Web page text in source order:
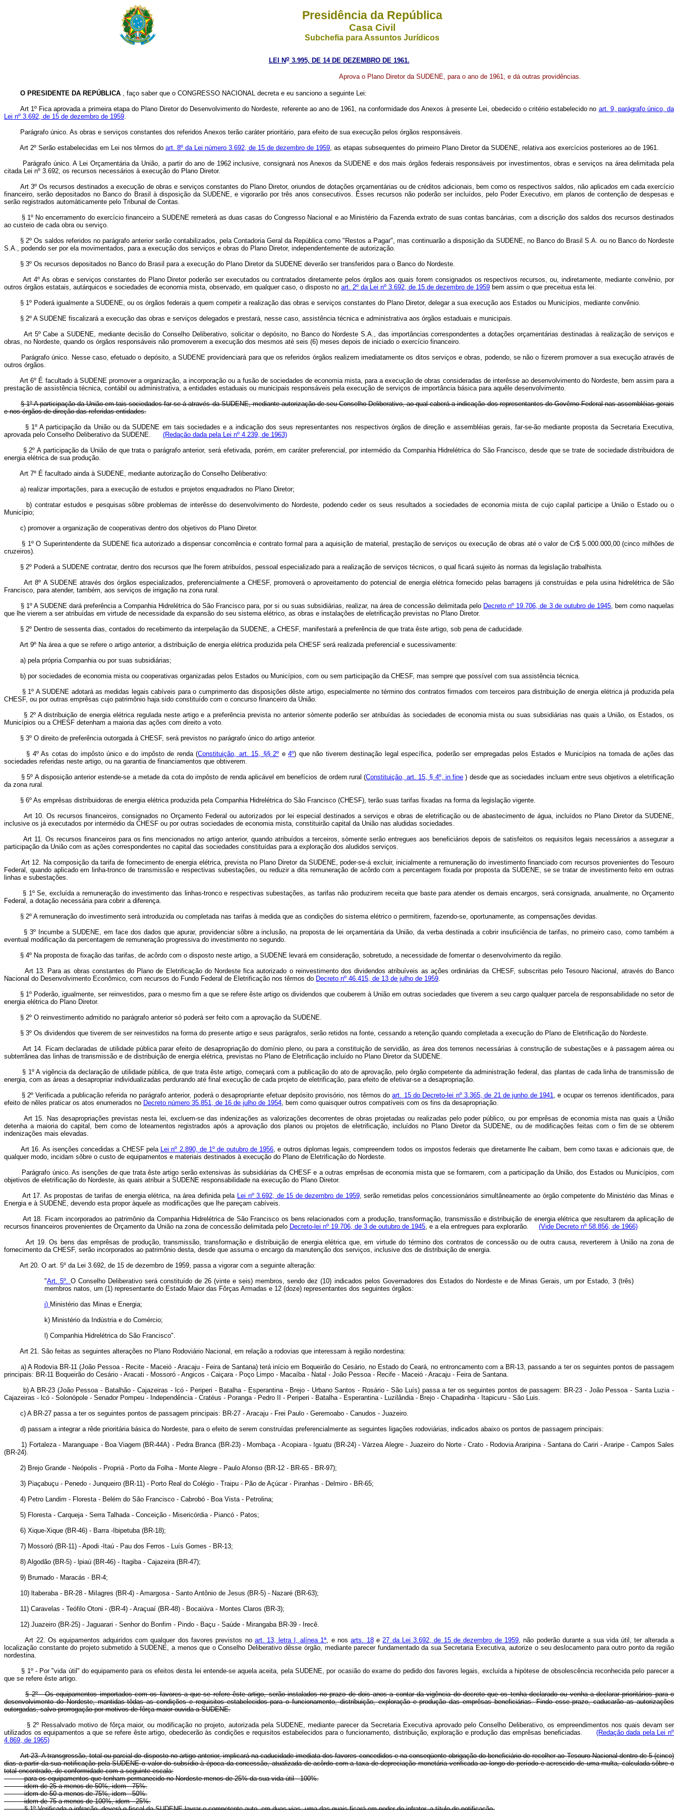
Presidência da República
Casa Civil
Subchefia para Assuntos Jurídicos
LEI No3.995, DE 14 DE DEZEMBRO DE 1961.
Aprova o Plano Diretor da SUDENE, para o ano de 1961, e dá outras providências.
O PRESIDENTE DA REPÚBLICA , faço saber que o CONGRESSO NACIONAL decreta e eu sanciono a seguinte Lei:
Art 1º Fica aprovada a primeira etapa do Plano Diretor do Desenvolvimento do Nordeste, referente ao ano de 1961, na conformidade dos Anexos à presente Lei, obedecido o critério estabelecido no art. 9, parágrafo único, da
Lei nº 3.692, de 15 de dezembro de 1959.
Parágrafo único. As obras e serviços constantes dos referidos Anexos terão caráter prioritário, para efeito de sua execução pelos órgãos responsáveis.
Art 2º Serão estabelecidas em Lei nos têrmos do art. 8º da Lei número 3.692, de 15 de dezembro de 1959, as etapas subsequentes do primeiro Plano Diretor da SUDENE, relativa aos exercícios posteriores ao de 1961.
Parágrafo único. A Lei Orçamentária da União, a partir do ano de 1962 inclusive, consignará nos Anexos da SUDENE e dos mais órgãos federais responsáveis por investimentos, obras e serviços na área delimitada pela
citada Lei nº 3.692, os recursos necessários à execução do Plano Diretor.
Art 3º Os recursos destinados a execução de obras e serviços constantes do Plano Diretor, oriundos de dotações orçamentárias ou de créditos adicionais, bem como os respectivos saldos, não aplicados em cada exercício
financeiro, serão depositados no Banco do Brasil à disposição da SUDENE, e vigorarão por três anos consecutivos. Êsses recursos não poderão ser incluídos, pelo Poder Executivo, em planos de contenção de despesas e
serão registrados automàticamente pelo Tribunal de Contas.
§ 1º No encerramento do exercício financeiro a SUDENE remeterá as duas casas do Congresso Nacional e ao Ministério da Fazenda extrato de suas contas bancárias, com a discrição dos saldos dos recursos destinados
ao custeio de cada obra ou serviço.
§ 2º Os saldos referidos no parágrafo anterior serão contabilizados, pela Contadoria Geral da República como "Restos a Pagar", mas continuarão a disposição da SUDENE, no Banco do Brasil S.A. ou no Banco do Nordeste
S.A., podendo ser por ela movimentados, para a execução dos serviços e obras do Plano Diretor, independentemente de autorização.
§ 3º Os recursos depositados no Banco do Brasil para a execução do Plano Diretor da SUDENE deverão ser transferidos para o Banco do Nordeste.
Art 4º As obras e serviços constantes do Plano Diretor poderão ser executados ou contratados diretamente pelos órgãos aos quais forem consignados os respectivos recursos, ou, indiretamente, mediante convênio, por
outros órgãos estatais, autárquicos e sociedades de economia mista, observado, em qualquer caso, o disposto no art. 2º da Lei nº 3.692, de 15 de dezembro de 1959 bem assim o que preceitua esta lei.
§ 1º Poderá igualmente a SUDENE, ou os órgãos federais a quem competir a realização das obras e serviços constantes do Plano Diretor, delegar a sua execução aos Estados ou Municípios, mediante convênio.
§ 2º A SUDENE fiscalizará a execução das obras e serviços delegados e prestará, nesse caso, assistência técnica e administrativa aos órgãos estaduais e municipais.
Art 5º Cabe a SUDENE, mediante decisão do Conselho Deliberativo, solicitar o depósito, no Banco do Nordeste S.A., das importâncias correspondentes a dotações orçamentárias destinadas à realização de serviços e
obras, no Nordeste, quando os órgãos responsáveis não promoverem a execução dos mesmos até seis (6) meses depois de iniciado o exercício financeiro.
Parágrafo único. Nesse caso, efetuado o depósito, a SUDENE providenciará para que os referidos órgãos realizem imediatamente os ditos serviços e obras, podendo, se não o fizerem promover a sua execução através de
outros órgãos.
Art 6º É facultado à SUDENE promover a organização, a incorporação ou a fusão de sociedades de economia mista, para a execução de obras consideradas de interêsse ao desenvolvimento do Nordeste, bem assim para a
prestação de assistência técnica, contábil ou administrativa, a entidades estaduais ou municipais responsáveis pela execução de serviços de importância básica para aquêle desenvolvimento.
§ 1º A participação da União em tais sociedades far-se-á através da SUDENE, mediante autorização de seu Conselho Deliberativo, ao qual caberá a indicação dos representantes do Govêrno Federal nas assembléias-gerais
e nos órgãos de direção das referidas entidades.
§ 1º A participação da União ou da SUDENE em tais sociedades e a indicação dos seus representantes nos respectivos órgãos de direção e assembléias gerais, far-se-ão mediante proposta da Secretaria Executiva,
aprovada pelo Conselho Deliberativo da SUDENE. (Redação dada pela Lei nº 4.239, de 1963)
§ 2º A participação da União de que trata o parágrafo anterior, será efetivada, porém, em caráter preferencial, por intermédio da Companhia Hidrelétrica do São Francisco, desde que se trate de sociedade distribuidora de
energia elétrica de sua produção.
Art 7º É facultado ainda à SUDENE, mediante autorização do Conselho Deliberativo:
a) realizar importações, para a execução de estudos e projetos enquadrados no Plano Diretor;
b) contratar estudos e pesquisas sôbre problemas de interêsse do desenvolvimento do Nordeste, podendo ceder os seus resultados a sociedades de economia mista de cujo capilal participe a União o Estado ou o
Município;
c) promover a organização de cooperativas dentro dos objetivos do Plano Diretor.
§ 1º O Superintendente da SUDENE fica autorizado a dispensar concorrência e contrato formal para a aquisição de material, prestação de serviços ou execução de obras até o valor de Cr$ 5.000.000,00 (cinco milhões de
cruzeiros).
§ 2º Poderá a SUDENE contratar, dentro dos recursos que lhe forem atribuídos, pessoal especializado para a realização de serviços técnicos, o qual ficará sujeito às normas da legislação trabalhista.
Art 8º A SUDENE através dos órgãos especializados, preferencialmente a CHESF, promoverá o aproveitamento do potencial de energia elétrica fornecido pelas barragens já construídas e pela usina hidrelétrica de São
Francisco, para atender, também, aos serviços de irrigação na zona rural.
§ 1º A SUDENE dará preferência a Companhia Hidrelétrica do São Francisco para, por si ou suas subsidiárias, realizar, na área de concessão delimitada pelo Decreto nº 19.706, de 3 de outubro de 1945, bem como naquelas
que lhe vierem a ser atribuídas em virtude de necessidade da expansão do seu sistema elétrico, as obras e instalações de eletrificação previstas no Plano Diretor.
§ 2º Dentro de sessenta dias, contados do recebimento da interpelação da SUDENE, a CHESF, manifestará a preferência de que trata êste artigo, sob pena de caducidade.
Art 9º Na área a que se refere o artigo anterior, a distribuição de energia elétrica produzida pela CHESF será realizada preferencial e sucessivamente:
a) pela própria Companhia ou por suas subsidiárias;
b) por sociedades de economia mista ou cooperativas organizadas pelos Estados ou Municípios, com ou sem participação da CHESF, mas sempre que possível com sua assistência técnica.
§ 1º A SUDENE adotará as medidas legais cabíveis para o cumprimento das disposições dêste artigo, especialmente no término dos contratos firmados com terceiros para distribuição de energia elétrica já produzida pela
CHESF, ou por outras emprêsas cujo patrimônio haja sido constituído com o concurso financeiro da União.
§ 2º A distribuição de energia elétrica regulada neste artigo e a preferência prevista no anterior sòmente poderão ser atribuídas às sociedades de economia mista ou suas subsidiárias nas quais a União, os Estados, os
Municípios ou a CHESF detenham a maioria das ações com direito a voto.
§ 3º O direito de preferência outorgada à CHESF, será previstos no parágrafo único do artigo anterior.
§ 4º As cotas do impôsto único e do impôsto de renda (Constituição, art. 15, §§ 2º e 4º) que não tiverem destinação legal específica, poderão ser empregadas pelos Estados e Municípios na tomada de ações das
sociedades referidas neste artigo, ou na garantia de financiamentos que obtiverem.
§ 5º A disposição anterior estende-se a metade da cota do impôsto de renda aplicável em benefícios de ordem rural (Constituição, art. 15, § 4º, in fine ) desde que as sociedades incluam entre seus objetivos a eletrificação
da zona rural.
§ 6º As emprêsas distribuidoras de energia elétrica produzida pela Companhia Hidrelétrica do São Francisco (CHESF), terão suas tarifas fixadas na forma da legislação vigente.
Art 10. Os recursos financeiros, consignados no Orçamento Federal ou autorizados por lei especial destinados a serviços e obras de eletrificação ou de abastecimento de água, incluídos no Plano Diretor da SUDENE,
inclusive os já executados por intermédio da CHESF ou por outras sociedades de economia mista, constituirão capital da União nas aludidas sociedades.
Art 11. Os recursos financeiros para os fins mencionados no artigo anterior, quando atribuídos a terceiros, sòmente serão entregues aos beneficiários depois de satisfeitos os requisitos legais necessários a assegurar a
participação da União com as ações correspondentes no capital das sociedades constituídas para a exploração dos aludidos serviços.
Art 12. Na composição da tarifa de fornecimento de energia elétrica, prevista no Plano Diretor da SUDENE, poder-se-á excluir, inicialmente a remuneração do investimento financiado com recursos provenientes do Tesouro
Federal, quando aplicado em linha-tronco de transmissão e respectivas subestações, ou reduzir a dita remuneração de acôrdo com a percentagem fixada por proposta da SUDENE, se se tratar de investimento feito em outras
linhas e subestações.
§ 1º Se, excluída a remuneração do investimento das linhas-tronco e respectivas subestações, as tarifas não produzirem receita que baste para atender os demais encargos, será consignada, anualmente, no Orçamento
Federal, a dotação necessária para cobrir a diferença.
§ 2º A remuneração do investimento será introduzida ou completada nas tarifas à medida que as condições do sistema elétrico o permitirem, fazendo-se, oportunamente, as compensações devidas.
§ 3º Incumbe a SUDENE, em face dos dados que apurar, providenciar sôbre a inclusão, na proposta de lei orçamentária da União, da verba destinada a cobrir insuficiência de tarifas, no primeiro caso, como também a
eventual modificação da percentagem de remuneração progressiva do investimento no segundo.
§ 4º Na proposta de fixação das tarifas, de acôrdo com o disposto neste artigo, a SUDENE levará em consideração, sobretudo, a necessidade de fomentar o desenvolvimento da região.
Art 13. Para as obras constantes do Plano de Eletrificação do Nordeste fica autorizado o reinvestimento dos dividendos atribuíveis as ações ordinárias da CHESF, subscritas pelo Tesouro Nacional, através do Banco
Nacional do Desenvolvimento Econômico, com recursos do Fundo Federal de Eletrificação nos têrmos do Decreto nº 46.415, de 13 de julho de 1959.
§ 1º Poderão, igualmente, ser reinvestidos, para o mesmo fim a que se refere êste artigo os dividendos que couberem à União em outras sociedades que tiverem a seu cargo qualquer parcela de responsabilidade no setor de
energia elétrica do Plano Diretor.
§ 2º O reinvestimento admitido no parágrafo anterior só poderá ser feito com a aprovação da SUDENE.
§ 3º Os dividendos que tiverem de ser reinvestidos na forma do presente artigo e seus parágrafos, serão retidos na fonte, cessando a retenção quando completada a execução do Plano de Eletrificação do Nordeste.
Art 14. Ficam declaradas de utilidade pública parar efeito de desapropriação do domínio pleno, ou para a constituição de servidão, as área dos terrenos necessárias à construção de subestações e à passagem aérea ou
subterrânea das linhas de transmissão e de distribuição de energia elétrica, previstas no Plano de Eletrificação incluído no Plano Diretor da SUDENE.
§ 1º A vigência da declaração de utilidade pública, de que trata êste artigo, começará com a publicação do ato de aprovação, pelo órgão competente da administração federal, das plantas de cada linha de transmissão de
energia, com as áreas a desapropriar individualizadas perdurando até final execução de cada projeto de eletrificação, para efeito de efetivar-se a desapropriação.
§ 2º Verificada a publicação referida no parágrafo anterior, poderá o desapropriante efetuar depósito provisório, nos têrmos doart. 15 do Decreto-lei nº 3.365, de 21 de junho de 1941, e ocupar os terrenos identificados, para
efeito de nêles praticar os atos enumerados no Decreto número 35.851, de 16 de julho de 1954, bem como quaisquer outros compatíveis com os fins da desapropriação.
Art 15. Nas desapropriações previstas nesta lei, excluem-se das indenizações as valorizações decorrentes de obras projetadas ou realizadas pelo poder público, ou por emprêsas de economia mista nas quais a União
detenha a maioria do capital, bem como de loteamentos registrados após a aprovação dos planos ou projetos de eletrificação, incluídos no Plano Diretor da SUDENE, ou de modificações feitas com o fim de se obterem
indenizações mais elevadas.
Art 16. As isenções concedidas a CHESF pela Lei nº 2.890, de 1º de outubro de 1956, e outros diplomas legais, compreendem todos os impostos federais que diretamente lhe caibam, bem como taxas e adicionais que, de
qualquer modo, incidam sôbre o custo de equipamentos e materiais destinados à execução do Plano de Eletrificação do Nordeste.
Parágrafo único. As isenções de que trata êste artigo serão extensivas às subsidiárias da CHESF e a outras emprêsas de economia mista que se formarem, com a participação da União, dos Estados ou Municípios, com
objetivos de eletrificação do Nordeste, às quais atribuir a SUDENE responsabilidade na execução do Plano Diretor.
Art 17. As propostas de tarifas de energia elétrica, na área definida pela Lei nº 3.692, de 15 de dezembro de 1959, serão remetidas pelos concessionários simultâneamente ao órgão competente do Ministério das Minas e
Energia e à SUDENE, devendo esta propor àquele as modificações que lhe pareçam cabíveis.
Art 18. Ficam incorporados ao patrimônio da Companhia Hidrelétrica de São Francisco os bens relacionados com a produção, transformação, transmissão e distribuição de energia elétrica que resultarem da aplicação de
recursos financeiros provenientes de Orçamento da União na zona de concessão delimitada pelo Decreto-lei nº 19.706, de 3 de outubro de 1945, e a ela entregues para explorarão. (Vide Decreto nº 58.856, de 1966)
Art 19. Os bens das emprêsas de produção, transmissão, transformação e distribuição de energia elétrica que, em virtude do término dos contratos de concessão ou de outra causa, reverterem à União na zona de
fornecimento da CHESF, serão incorporados ao patrimônio desta, desde que assuma o encargo da manutenção dos serviços, inclusive dos de distribuição de energia.
Art 20. O art. 5º da Lei 3.692, de 15 de dezembro de 1959, passa a vigorar com a seguinte alteração:
"Art. 5º.O Conselho Deliberativo será constituído de 26 (vinte e seis) membros, sendo dez (10) indicados pelos Governadores dos Estados do Nordeste e de Minas Gerais, um por Estado, 3 (três)
membros natos, um (1) representante do Estado Maior das Fôrças Armadas e 12 (doze) representantes dos seguintes órgãos:
j) Ministério das Minas e Energia;
k) Ministério da Indústria e do Comércio;
l) Companhia Hidrelétrica do São Francisco".
Art 21. São feitas as seguintes alterações no Plano Rodoviário Nacional, em relação a rodovias que interessam à região nordestina:
a) A Rodovia BR-11 (João Pessoa - Recite - Maceió - Aracaju - Feira de Santana) terá início em Boqueirão do Cesário, no Estado do Ceará, no entroncamento com a BR-13, passando a ter os seguintes pontos de passagem
principais: BR-11 Boqueirão do Cesário - Aracati - Mossoró - Angicos - Caiçara - Poço Limpo - Macaíba - Natal - João Pessoa - Recife - Maceió - Aracaju - Feira de Santana.
b) A BR-23 (João Pessoa - Batalhão - Cajazeiras - lcó - Periperi - Batalha - Esperantina - Brejo - Urbano Santos - Rosário - São Luís) passa a ter os seguintes pontos de passagem: BR-23 - João Pessoa - Santa Luzia -
Cajazeiras - lcó - Solonópole - Senador Pompeu - Independência - Cratéus - Poranga - Pedro II - Periperi - Batalha - Esperantina - Luzilândia - Brejo - Chapadinha - Itapicuru - São Luis.
c) A BR-27 passa a ter os seguintes pontos de passagem principais: BR-27 - Aracaju - Frei Paulo - Geremoabo - Canudos - Juazeiro.
d) passam a integrar a rêde prioritária básica do Nordeste, para o efeito de serem construídas preferencialmente as seguintes ligações rodoviárias, indicados abaixo os pontos de passagem principais:
1) Fortaleza - Maranguape - Boa Viagem (BR-44A) - Pedra Branca (BR-23) - Mombaça - Acopiara - Iguatu (BR-24) - Várzea Alegre - Juazeiro do Norte - Crato - Rodovia Araripina - Santana do Cariri - Araripe - Campos Sales
(BR-24).
2) Brejo Grande - Neópolis - Propriá - Porto da Folha - Monte Alegre - Paulo Afonso (BR-12 - BR-65 - BR-97);
3) Piaçabuçu - Penedo - Junqueiro (BR-11) - Porto Real do Colégio - Traipu - Pão de Açúcar - Piranhas - Delmiro - BR-65;
4) Petro Landim - Floresta - Belém do São Francisco - Cabrobó - Boa Vista - Petrolina;
5) Floresta - Carqueja - Serra Talhada - Conceição - Misericórdia - Piancó - Patos;
6) Xique-Xique (BR-46) - Barra -Ibipetuba (BR-18);
7) Mossoró (BR-11) - Apodi -Itaú - Pau dos Ferros - Luís Gomes - BR-13;
8) Algodão (BR-5) - lpiaú (BR-46) - Itagiba - Cajazeira (BR-47);
9) Brumado - Maracás - BR-4;
10) ltaberaba - BR-28 - MiIagres (BR-4) - Amargosa - Santo Antônio de Jesus (BR-5) - Nazaré (BR-63);
11) Caravelas - Teófilo Otoni - (BR-4) - Araçuaí (BR-48) - Bocaiúva - Montes Claros (BR-3);
12) Juazeiro (BR-25) - Jaguarari - Senhor do Bonfim - Pindo - Baçu - Saúde - Mirangaba BR-39 - Irecê.
Art 22. Os equipamentos adquiridos com qualquer dos favores previstos no art. 13, letra l, alínea 1ª, e nosarts. 18e27 da Lei 3.692, de 15 de dezembro de 1959, não poderão durante a sua vida útil, ter alterada a
localização constante do projeto submetido à SUDENE, a menos que o Conselho Deliberativo dêsse órgão, mediante parecer fundamentado da sua Secretaria Executiva, autorize o seu deslocamento para outro ponto da região
nordestina.
§ 1º - Por "vida útil" do equipamento para os efeitos desta lei entende-se aquela aceita, pela SUDENE, por ocasião do exame do pedido dos favores legais, excluída a hipótese de obsolescência reconhecida pelo parecer a
que se refere êste artigo.
§ 2º - Os equipamentos importados com os favores a que se refere êste artigo, serão instalados no prazo de dois anos a contar da vigência do decreto que os tenha declarado ou venha a declarar prioritários para o
desenvolvimento do Nordeste, mantidas tôdas as condições e requisitos estabelecidos para o funcionamento, distribuição, exploração e produção das emprêsas beneficiárias. Findo esse prazo, caducarão as autorizações
outorgadas, salvo prorrogação por motivos de fôrça maior ouvida a SUDENE.
§ 2º Ressalvado motivo de fôrça maior, ou modificação no projeto, autorizada pela SUDENE, mediante parecer da Secretaria Executiva aprovado pelo Conselho Deliberativo, os empreendimentos nos quais devam ser
utilizados os equipamentos a que se refere êste artigo, obedecerão às condições e requisitos estabelecidos para o funcionamento, distribuição, exploração e produção das emprêsas beneficiadas. (Redação dada pela Lei nº
4.869, de 1965)
Art 23. A transgressão, total ou parcial do disposto no artigo anterior, implicará na caducidade imediata dos favores concedidos e na conseqüente obrigação do beneficiário de recolher ao Tesouro Nacional dentro de 5 (cinco)
dias a partir da sua notificação pela SUDENE o valor do subsídio à época da concessão, atualizada de acôrdo com a taxa de depreciação monetária verificada ao longo do período e acrescido de uma multa, calculada sôbre o
total encontrado, de conformidade com a seguinte escala:
- para os equipamentos que tenham permanecido no Nordeste menos de 25% da sua vida útil - 100%.
- idem de 25 a menos de 50%, idem - 75%.
- idem de 50 a menos de 75%, idem - 50%.
- idem de 75 a menos de 100%, idem - 25%.